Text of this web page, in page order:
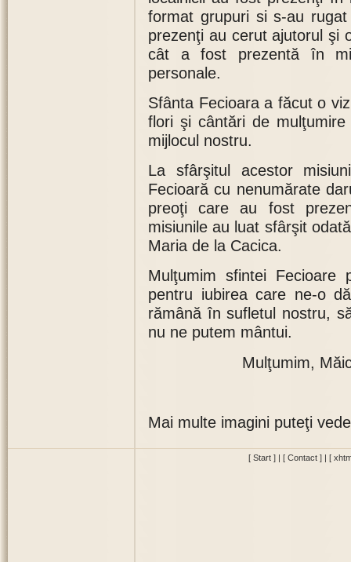
format grupuri si s-au
prezenţi au cerut ajutorul şi
cât a fost prezentă în
personale.
Sfânta Fecioara a făcut o
flori şi cântări de
mijlocul nostru.
La sfârşitul acestor
Fecioară cu nenumărate
preoţi care au fost
misiunile au luat sfârşit
Maria de la Cacica.
Mulţumim sfintei
pentru iubirea care ne-o
rămână în sufletul nostru,
nu ne putem mântui.
Mulţumim,
Mai multe imagini puteţi
[ Start ] [ Contact ] [